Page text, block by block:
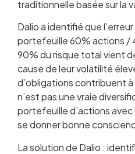
traditionnelle basée sur la
Dalio a identifié que
portefeuille 60% actions /
90% du risque total vient
cause de leur volatilité
d’obligations contribuent
n’est pas une vraie
portefeuille d’actions avec
se donner bonne
La solution de Dalio :